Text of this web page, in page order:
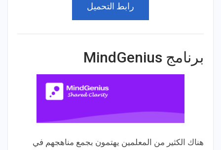
رابط التحميل
برنامج MindGenius
هناك الكثير من المعلمين يهتمون بجمع مناهجهم في